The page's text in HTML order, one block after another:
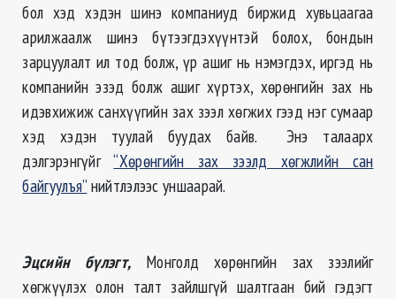
бол хэд хэдэн шинэ компаниуд биржид хувьцаагаа
арилжаалж шинэ бүтээгдэхүүнтэй болох, бондын
зарцуулалт ил тод болж, үр ашиг нь нэмэгдэх, иргэд нь
компанийн эзэд болж ашиг хүртэх, хөрөнгийн зах нь
идэвхижиж санхүүгийн зах зээл хөгжих гээд нэг сумаар
хэд хэдэн туулай буудах байв. Энэ талаарх
дэлгэрэнгүйг“Хөрөнгийн зах зээлд хөгжлийн сан
байгуулъя” нийтлэлээс уншаарай.
Эцсийн бүлэгт, Монголд хөрөнгийн зах зээлийг
хөгжүүлэх олон талт зайлшгүй шалтгаан бий гэдэгт